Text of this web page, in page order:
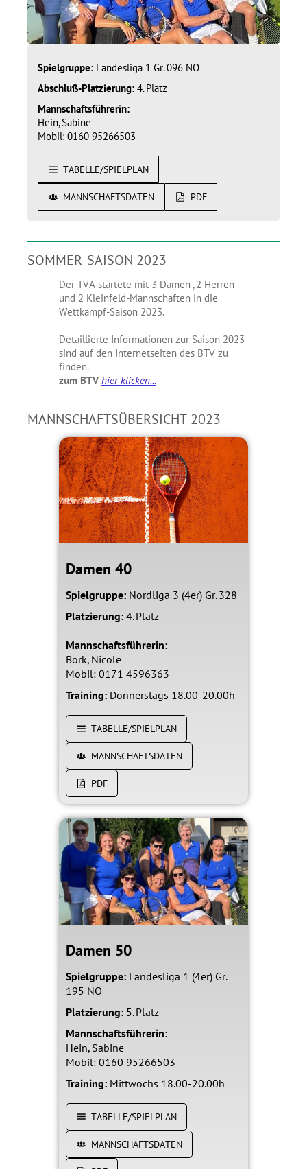
Spielgruppe: Landesliga 1 Gr. 096 NO
Abschluß-Platzierung: 4. Platz
Mannschaftsführerin:
Hein, Sabine
Mobil: 0160 95266503
TABELLE/SPIELPLAN
MANNSCHAFTSDATEN PDF
SOMMER-SAISON 2023
Der TVA startete mit 3 Damen-, 2 Herren-
und 2 Kleinfeld-Mannschaften in die
Wettkampf-Saison 2023.
Detaillierte Informationen zur Saison 2023
sind auf den Internetseiten des BTV zu
finden.
zum BTV hier klicken...
MANNSCHAFTSÜBERSICHT 2023
Damen 40
Spielgruppe: Nordliga 3 (4er) Gr. 328
Platzierung: 4. Platz
Mannschaftsführerin:
Bork, Nicole
Mobil: 0171 4596363
Training: Donnerstags 18.00-20.00h
TABELLE/SPIELPLAN
MANNSCHAFTSDATEN
PDF
Damen 50
Spielgruppe: Landesliga 1 (4er) Gr.
195 NO
Platzierung: 5. Platz
Mannschaftsführerin:
Hein, Sabine
Mobil: 0160 95266503
Training: Mittwochs 18.00-20.00h
TABELLE/SPIELPLAN
MANNSCHAFTSDATEN